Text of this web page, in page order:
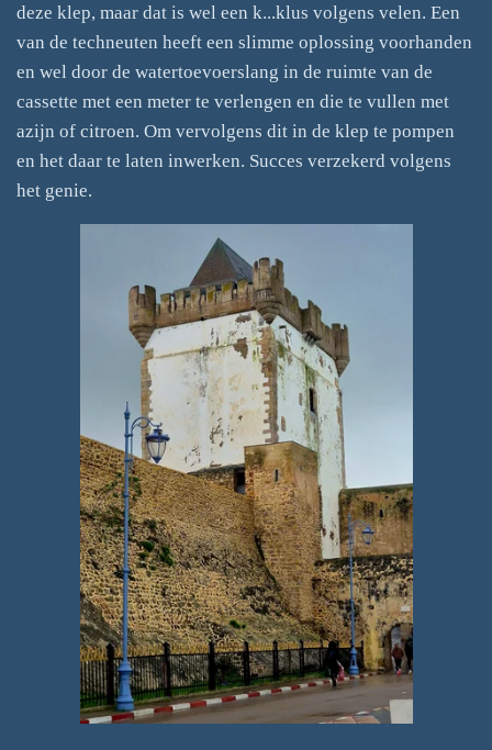
deze klep, maar dat is wel een k...klus volgens velen. Een
van de techneuten heeft een slimme oplossing voorhanden
en wel door de watertoevoerslang in de ruimte van de
cassette met een meter te verlengen en die te vullen met
azijn of citroen. Om vervolgens dit in de klep te pompen
en het daar te laten inwerken. Succes verzekerd volgens
het genie.